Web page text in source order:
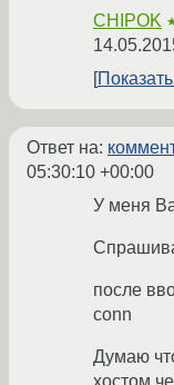
CHIPOK
Ответ на:
05:30:10 +00:00
У меня
после
conn
Думаю